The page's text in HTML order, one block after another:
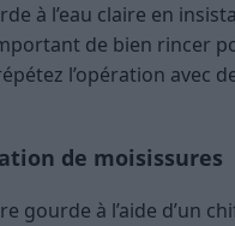
à l’eau claire en
de bien rincer
l’opération avec
de moisissures
gourde à l’aide d’un